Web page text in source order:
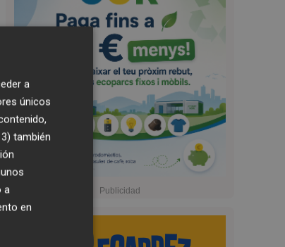
a
únicos
también
a
en